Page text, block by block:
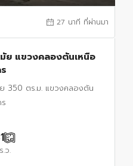
27 นาที ที่ผ่านมา
มัย แขวงคลองตันเหนือ
350 ตร.ม. แขวงคลองตัน
.ว.